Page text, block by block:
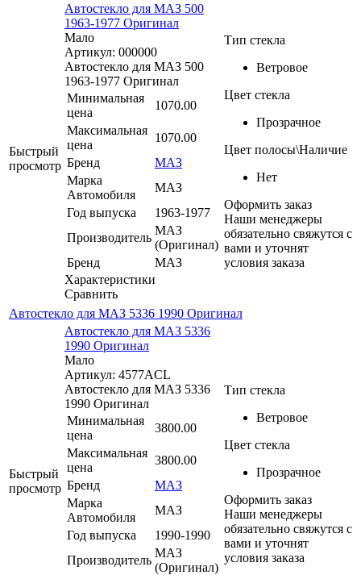
Быстрый
просмотр
Автостекло для МАЗ 500
1963-1977 Оригинал
Мало
Артикул: 000000
Автостекло для МАЗ 500
1963-1977 Оригинал
Минимальная
цена
1070.00
Максимальная
цена
1070.00
Бренд
МАЗ
Марка
Автомобиля
МАЗ
Год выпуска
1963-1977
Производитель
МАЗ
(Оригинал)
Бренд
МАЗ
Характеристики
Сравнить
Тип стекла
Ветровое
Цвет стекла
Прозрачное
Цвет полосы\Наличие
Нет
Оформить заказ
Наши менеджеры
обязательно свяжутся с
вами и уточнят
условия заказа
Автостекло для МАЗ 5336 1990 Оригинал
Быстрый
просмотр
Автостекло для МАЗ 5336
1990 Оригинал
Мало
Артикул: 4577ACL
Автостекло для МАЗ 5336
1990 Оригинал
Минимальная
цена
3800.00
Максимальная
цена
3800.00
Бренд
МАЗ
Марка
Автомобиля
МАЗ
Год выпуска
1990-1990
Производитель
МАЗ
(Оригинал)
Тип стекла
Ветровое
Цвет стекла
Прозрачное
Оформить заказ
Наши менеджеры
обязательно свяжутся с
вами и уточнят
условия заказа